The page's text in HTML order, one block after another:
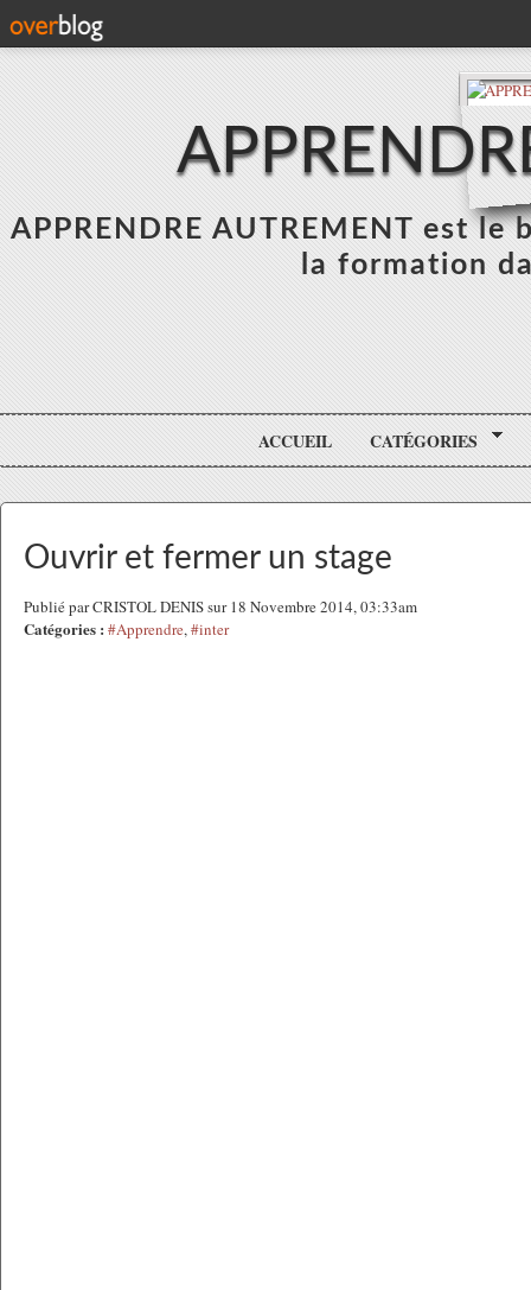
APPRENDRE AUTREMENT est
la formation
ACCUEIL CATÉGORIES
Ouvrir et fermer un stage
Publié par CRISTOL DENIS sur 18 Novembre 2014, 03:33am
Catégories : #Apprendre,#inter